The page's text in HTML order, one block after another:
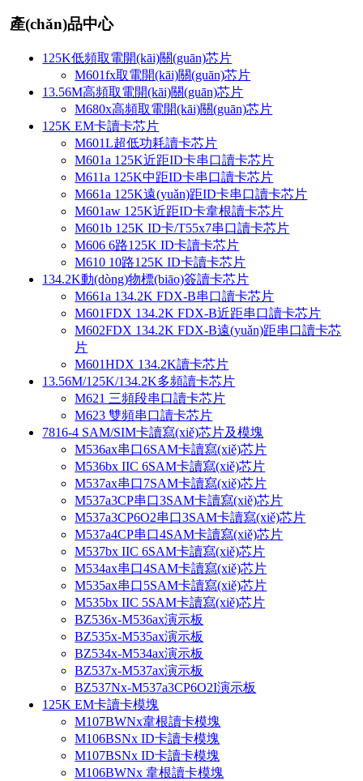
產(chǎn)品中心
125K低頻取電開(kāi)關(guān)芯片
M601fx取電開(kāi)關(guān)芯片
13.56M高頻取電開(kāi)關(guān)芯片
M680x高頻取電開(kāi)關(guān)芯片
125K EM卡讀卡芯片
M601L超低功耗讀卡芯片
M601a 125K近距ID卡串口讀卡芯片
M611a 125K中距ID卡串口讀卡芯片
M661a 125K遠(yuǎn)距ID卡串口讀卡芯片
M601aw 125K近距ID卡韋根讀卡芯片
M601b 125K ID卡/T55x7串口讀卡芯片
M606 6路125K ID卡讀卡芯片
M610 10路125K ID卡讀卡芯片
134.2K動(dòng)物標(biāo)簽讀卡芯片
M661a 134.2K FDX-B串口讀卡芯片
M601FDX 134.2K FDX-B近距串口讀卡芯片
M602FDX 134.2K FDX-B遠(yuǎn)距串口讀卡芯
片
M601HDX 134.2K讀卡芯片
13.56M/125K/134.2K多頻讀卡芯片
M621 三頻段串口讀卡芯片
M623 雙頻串口讀卡芯片
7816-4 SAM/SIM卡讀寫(xiě)芯片及模塊
M536ax串口6SAM卡讀寫(xiě)芯片
M536bx IIC 6SAM卡讀寫(xiě)芯片
M537ax串口7SAM卡讀寫(xiě)芯片
M537a3CP串口3SAM卡讀寫(xiě)芯片
M537a3CP6O2串口3SAM卡讀寫(xiě)芯片
M537a4CP串口4SAM卡讀寫(xiě)芯片
M537bx IIC 6SAM卡讀寫(xiě)芯片
M534ax串口4SAM卡讀寫(xiě)芯片
M535ax串口5SAM卡讀寫(xiě)芯片
M535bx IIC 5SAM卡讀寫(xiě)芯片
BZ536x-M536ax演示板
BZ535x-M535ax演示板
BZ534x-M534ax演示板
BZ537x-M537ax演示板
BZ537Nx-M537a3CP6O2I演示板
125K EM卡讀卡模塊
M107BWNx韋根讀卡模塊
M106BSNx ID卡讀卡模塊
M107BSNx ID卡讀卡模塊
M106BWNx 韋根讀卡模塊